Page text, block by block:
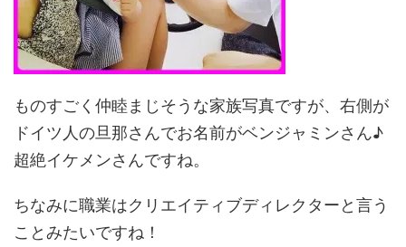
ものすごく仲睦まじそうな家族写真ですが、右側が
ドイツ人の旦那さんでお名前がベンジャミンさん♪
超絶イケメンさんですね。
ちなみに職業はクリエイティブディレクターと言う
ことみたいですね！